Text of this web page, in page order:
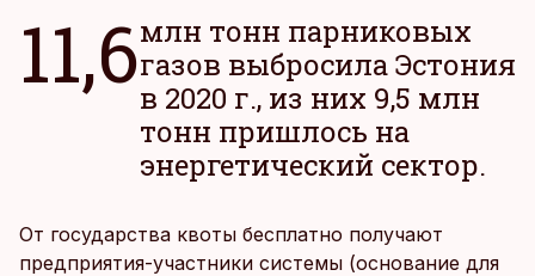
11,6млн тонн парниковых
газов выбросила Эстония
в 2020 г., из них 9,5 млн
тонн пришлось на
энергетический сектор.
От государства квоты бесплатно получают
предприятия-участники системы (основание для